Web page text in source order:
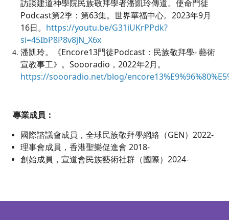
訪談建道神學院民族敬拜學者潘凱玲傳道。使命門徒
Podcast第2季：第63集。世界華福中心。2023年9月
16日。 https://youtu.be/G31iUKrPPdk?
si=45IbP8P8v8jN_X6x
潘凱玲。《Encore13門徒Podcast：民族敬拜學- 藝術
宣教事工》。Soooradio，2022年2月。
https://soooradio.net/blog/
專業成員：
國際諮議會成員，全球民族敬拜學網絡（GEN）2022-
理事會成員，香港聖樂促進會 2018-
創始成員，宣道會民族藝術社群（國際）2024-